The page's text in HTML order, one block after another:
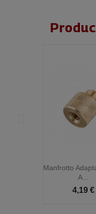
Manfrotto
A...
4,19 €